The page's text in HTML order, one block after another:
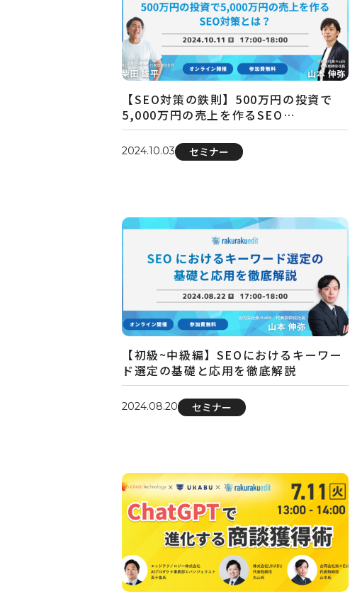
【SEO対策の鉄則】500万円の投資で
5,000万円の売上を作るSEO…
2024.10.03 セミナー
【初級~中級編】SEOにおけるキーワー
ド選定の基礎と応用を徹底解説
2024.08.20 セミナー